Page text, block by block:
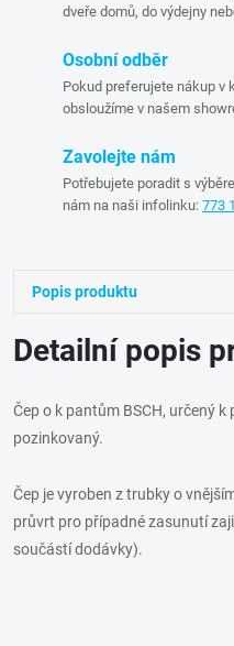
dveře domů, do výdejny
Osobní odběr
Pokud preferujete nákup v
obsloužíme v našem
Zavolejte nám
Potřebujete poradit s
nám na naši infolinku: 773
Popis produktu
Detailní popis
Čep o k pantům BSCH, určený
pozinkovaný.
Čep je vyroben z trubky o
průvrt pro případné zasunutí
součástí dodávky).